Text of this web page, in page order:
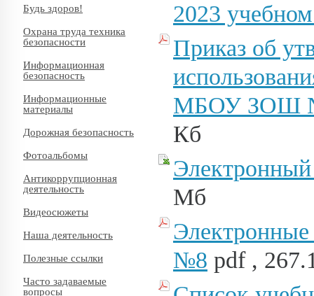
Будь здоров!
Охрана труда техника
безопасности
Информационная
безопасность
Информационные
материалы
Дорожная безопасность
Фотоальбомы
Антикоррупционная
деятельность
Видеосюжеты
Наша деятельность
Полезные ссылки
Часто задаваемые
вопросы
2023
Приказ об
МБОУ ЗОШ
Кб
Мб
№8 pdf ,